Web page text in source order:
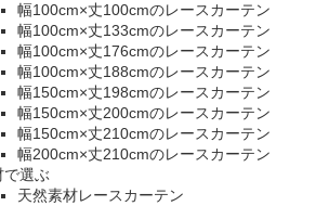
幅100cm×丈100cmのレースカーテン
幅100cm×丈133cmのレースカーテン
幅100cm×丈176cmのレースカーテン
幅100cm×丈188cmのレースカーテン
幅150cm×丈198cmのレースカーテン
幅150cm×丈200cmのレースカーテン
幅150cm×丈210cmのレースカーテン
幅200cm×丈210cmのレースカーテン
で選ぶ
天然素材レースカーテン